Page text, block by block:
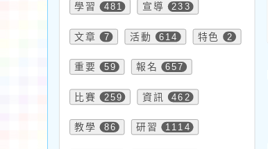
學習 481 宣導 233
文章 7 活動 614 特色 2
重要 59 報名 657
比賽 259 資訊 462
教學 86 研習 1114